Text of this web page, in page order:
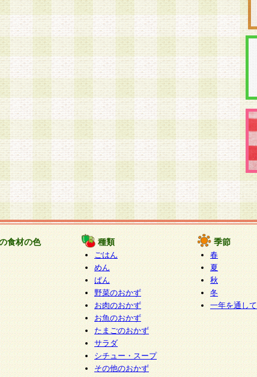
食材の色 種類
ごはん
めん
ぱん
野菜のおかず
お肉のおかず
お魚のおかず
たまごのおかず
サラダ
シチュー・スープ
その他のおかず
季節
春
夏
秋
冬
一年を通して